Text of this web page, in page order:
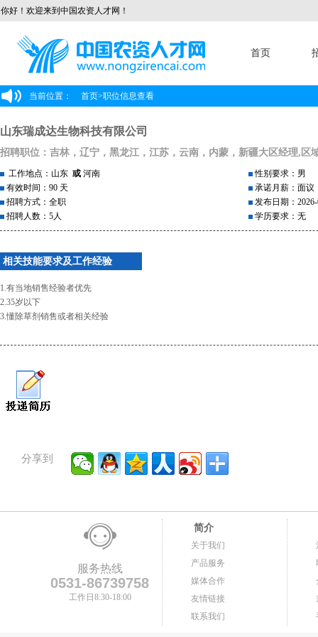
你好！欢迎来到中国农资人才网！
首页
当前位置： 首页>职位信息查看
山东瑞成达生物科技有限公司
招聘职位：吉林，辽宁，黑龙江，江苏，云南，内蒙，新疆大区经理,区
工作地点：山东 或 河南
有效时间：90 天
招聘方式：全职
招聘人数：5人
性别要求：男
承诺月薪：面议
发布日期：
学历要求：无
相关技能要求及工作经验
1.有当地销售经验者优先
2.35岁以下
3.懂除草剂销售或者相关经验
分享到
服务热线
0531-86739758
工作日8:30-18:00
简介
关于我们
产品服务
媒体合作
友情链接
联系我们